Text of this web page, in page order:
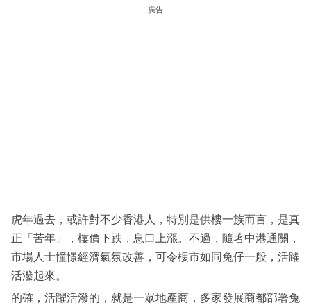
區
廣告
虎年過去，或許對不少香港人，特別是供樓一族而言，是真
正「苦年」，樓價下跌，息口上漲。不過，隨著中港通關，
市場人士憧憬經濟氣氛改善，可令樓市如同兔仔一般，活躍
活潑起來。
的確，活躍活潑的，就是一眾地產商，多家發展商都部署兔